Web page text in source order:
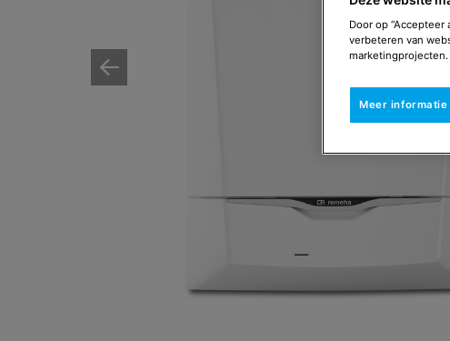
Door op
verbeteren van
marketingprojecten.
Meer informatie